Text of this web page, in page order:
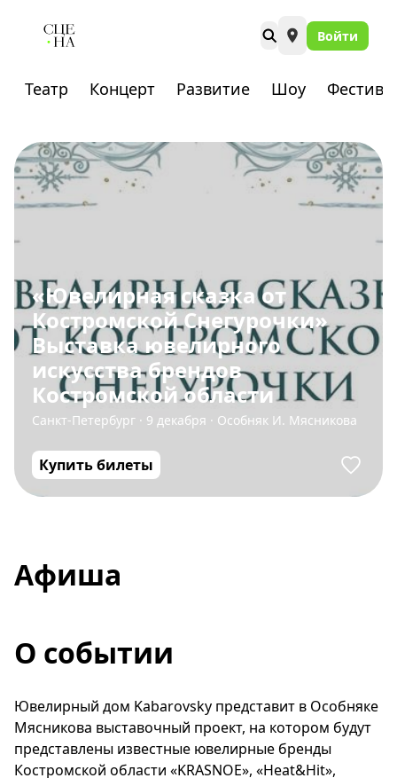
Войти
Театр Концерт Развитие Шоу
«Ювелирная сказка от
Костромской Снегурочки»
Выставка ювелирного
искусства брендов
Костромской области
Санкт-Петербург · 9 декабря · Особняк И. Мясникова
Купить билеты
Афиша
О событии
Ювелирный дом Kabarovsky представит в Особняке
Мясникова выставочный проект, на котором будут
представлены известные ювелирные бренды
Костромской области «KRASNOE», «Heat&Hit»,